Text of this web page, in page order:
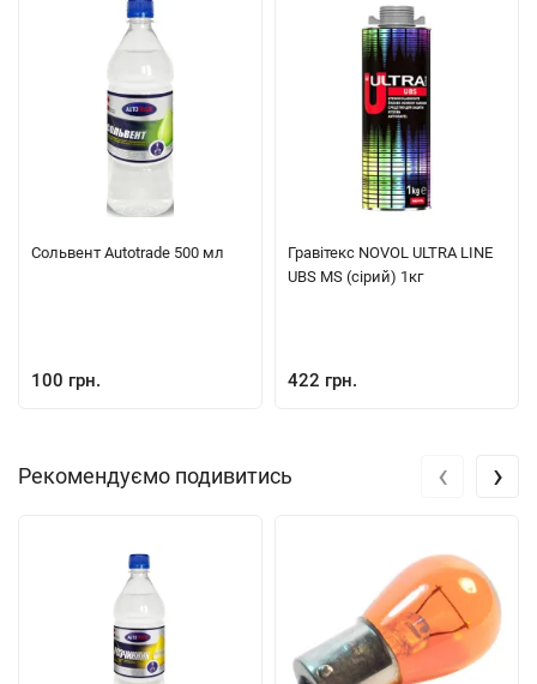
Сольвент Autotrade 500 мл
100 грн.
Гравітекс NOVOL ULTRA LINE
UBS MS (сірий) 1кг
422 грн.
Рекомендуємо подивитись ‹ ›